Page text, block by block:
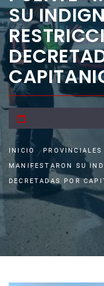
SU
INICIO PROVINCIALES
MANIFESTARON SU
DECRETADAS POR